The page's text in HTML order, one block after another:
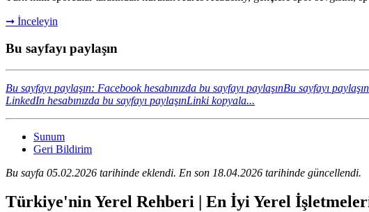
➞ İnceleyin
Bu sayfayı paylaşın
Bu sayfayı paylaşın: Facebook hesabınızda bu sayfayı paylaşınBu sayfayı
LinkedIn hesabınızda bu sayfayı paylaşınLinki kopyala...
Sunum
Geri Bildirim
Bu sayfa 05.02.2026 tarihinde eklendi. En son 18.04.2026 tarihinde güncellendi.
Türkiye'nin Yerel Rehberi | En İyi Yerel